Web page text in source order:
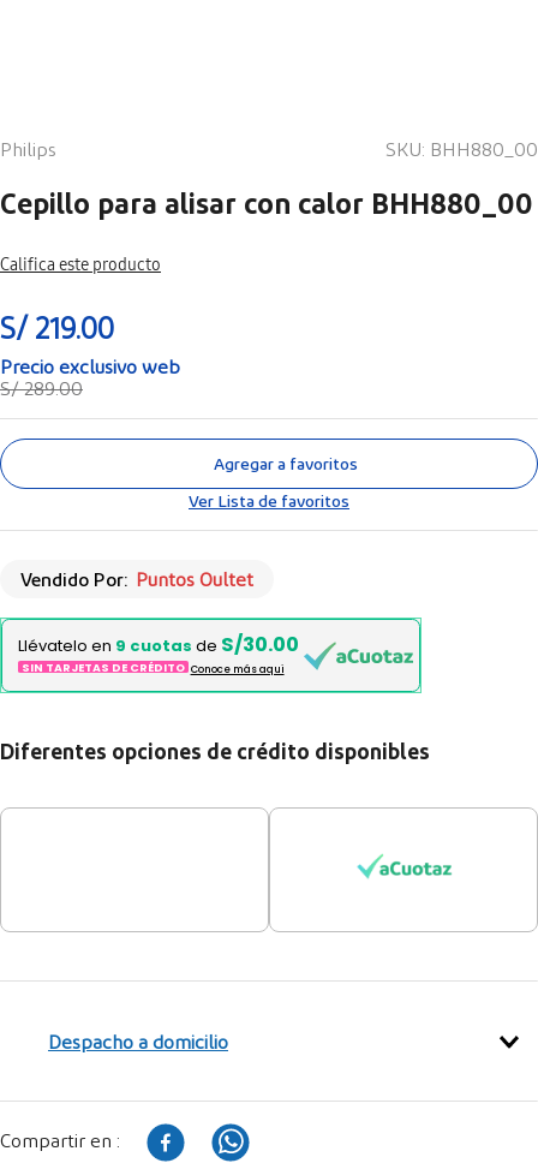
Philips SKU: BHH880_00
Cepillo para alisar con calor BHH880_00
Califica este producto
S/ 219.00
S/ 289.00
Agregar a favoritos
Ver Lista de favoritos
Vendido Por: Puntos Oultet
Llévatelo en 9 cuotas de S/30.00
SIN TARJETAS DE CRÉDITO Conoce más aqui
Diferentes opciones de crédito disponibles
Despacho a domicilio